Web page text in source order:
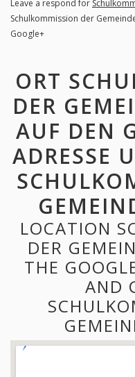
Leave a respond for
Schulkommission der
Google+
ORT
DER
AUF DEN
ADRESSE
LOCATION
DER
THE
AND